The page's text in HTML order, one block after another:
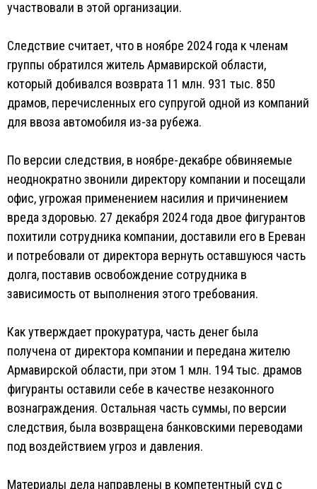
участвовали в этой организации.
Следствие считает, что в ноябре 2024 года к членам
группы обратился житель Армавирской области,
который добивался возврата 11 млн. 931 тыс. 850
драмов, перечисленных его супругой одной из компаний
для ввоза автомобиля из-за рубежа.
По версии следствия, в ноябре-декабре обвиняемые
неоднократно звонили директору компании и посещали
офис, угрожая применением насилия и причинением
вреда здоровью. 27 декабря 2024 года двое фигурантов
похитили сотрудника компании, доставили его в Ереван
и потребовали от директора вернуть оставшуюся часть
долга, поставив освобождение сотрудника в
зависимость от выполнения этого требования.
Как утверждает прокуратура, часть денег была
получена от директора компании и передана жителю
Армавирской области, при этом 1 млн. 194 тыс. драмов
фигуранты оставили себе в качестве незаконного
вознаграждения. Остальная часть суммы, по версии
следствия, была возвращена банковскими переводами
под воздействием угроз и давления.
Материалы дела направлены в компетентный суд с